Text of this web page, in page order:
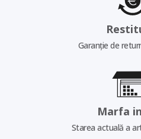
Garanție de
Marfa
Starea actuală a